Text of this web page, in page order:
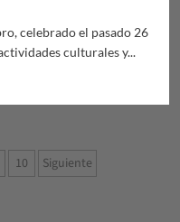
celebrado el pasado 26
culturales y...
10 Siguiente